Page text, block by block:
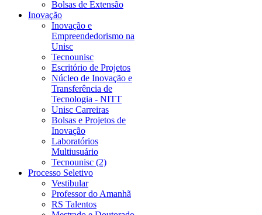
Bolsas de Extensão
Inovação
Inovação e
Empreendedorismo na
Unisc
Tecnounisc
Escritório de Projetos
Núcleo de Inovação e
Transferência de
Tecnologia - NITT
Unisc Carreiras
Bolsas e Projetos de
Inovação
Laboratórios
Multiusuário
Tecnounisc (2)
Processo Seletivo
Vestibular
Professor do Amanhã
RS Talentos